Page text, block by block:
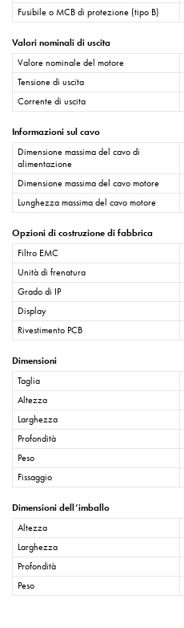
Fusibile o MCB di protezione (tipo B)
Valori nominali di uscita
Valore nominale del motore
Tensione di uscita
Corrente di uscita
Informazioni sul cavo
Dimensione massima del cavo di
alimentazione
Dimensione massima del cavo motore
Lunghezza massima del cavo motore
Opzioni di costruzione di fabbrica
Filtro EMC
Unità di frenatura
Grado di IP
Display
Rivestimento PCB
Dimensioni
Taglia
Altezza
Larghezza
Profondità
Peso
Fissaggio
Dimensioni dell’imballo
Altezza
Larghezza
Profondità
Peso